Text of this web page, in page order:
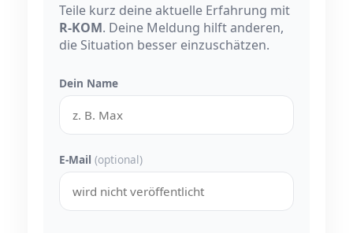
Teile kurz deine aktuelle Erfahrung mit
R-KOM. Deine Meldung hilft anderen,
die Situation besser einzuschätzen.
Dein Name
E-Mail (optional)